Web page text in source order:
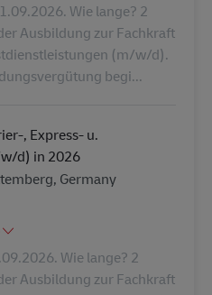
Wie lange? 2
Ausbildung zur Fachkraft
(m/w/d).
begi...
, Express- u.
d) in 2026
Germany
Wie lange? 2
Ausbildung zur Fachkraft